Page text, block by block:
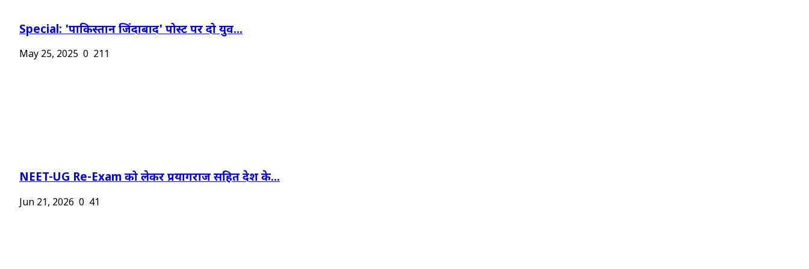
Special: 'पाकिस्तान जिंदाबाद' पोस्ट पर दो युव...
May 25, 2025 0 211
NEET-UG Re-Exam को लेकर प्रयागराज सहित देश के...
Jun 21, 2026 0 41